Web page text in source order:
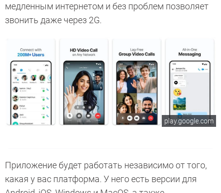
медленным интернетом и без проблем позволяет
звонить даже через 2G.
play.google.com
Приложение будет работать независимо от того,
какая у вас платформа. У него есть версии для